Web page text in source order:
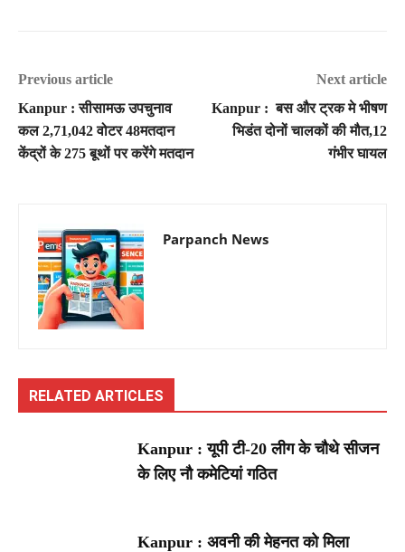
Previous article
Kanpur : सीसामऊ उपचुनाव
कल 2,71,042 वोटर 48मतदान
केंद्रों के 275 बूथों पर करेंगे मतदान
Next article
Kanpur : बस और ट्रक मे भीषण
भिडंत दोनों चालकों की मौत,12
गंभीर घायल
Parpanch News
RELATED ARTICLES
Kanpur : यूपी टी-20 लीग के चौथे सीजन
के लिए नौ कमेटियां गठित
Kanpur : अवनी की मेहनत को मिला